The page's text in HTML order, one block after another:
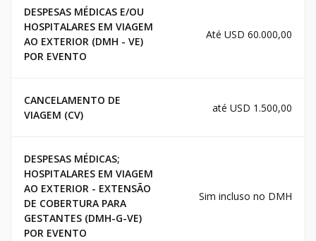
DESPESAS MÉDICAS E/OU
HOSPITALARES EM VIAGEM
AO EXTERIOR (DMH - VE)
POR EVENTO
Até USD 60.000,00
CANCELAMENTO DE
VIAGEM (CV)
até USD 1.500,00
DESPESAS MÉDICAS;
HOSPITALARES EM VIAGEM
AO EXTERIOR - EXTENSÃO
DE COBERTURA PARA
GESTANTES (DMH-G-VE)
POR EVENTO
Sim incluso no DMH